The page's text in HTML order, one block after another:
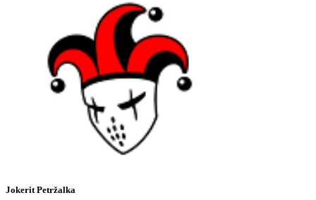
Jokerit Petržalka